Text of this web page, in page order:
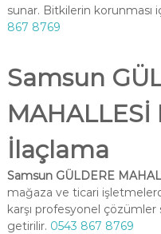
sunar. Bitkilerin korunması
867 8769
Samsun
İlaçlama
Samsun GÜLDERE
mağaza ve ticari
karşı profesyonel
getirilir. 0543 867 8769